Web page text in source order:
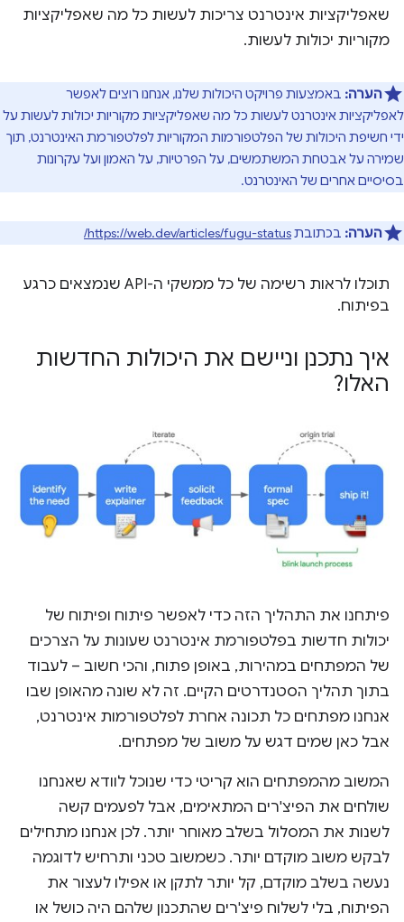
שאפליקציות אינטרנט צריכות לעשות כל מה שאפליקציות
מקוריות יכולות לעשות.
הערה: באמצעות פרויקט היכולות שלנו, אנחנו רוצים לאפשר
לאפליקציות אינטרנט לעשות כל מה שאפליקציות מקוריות יכולות לעשות על
ידי חשיפת היכולות של הפלטפורמות המקוריות לפלטפורמת האינטרנט, תוך
שמירה על אבטחת המשתמשים, על הפרטיות, על האמון ועל עקרונות
בסיסיים אחרים של האינטרנט.
הערה: בכתובתhttps://web.dev/articles/fugu-status/
תוכלו לראות רשימה של כל ממשקי ה-API שנמצאים כרגע
בפיתוח.
איך נתכנן וניישם את היכולות החדשות
האלו?
פיתחנו את התהליך הזה כדי לאפשר פיתוח ופיתוח של
יכולות חדשות בפלטפורמת אינטרנט שעונות על הצרכים
של המפתחים במהירות, באופן פתוח, והכי חשוב – לעבוד
בתוך תהליך הסטנדרטים הקיים. זה לא שונה מהאופן שבו
אנחנו מפתחים כל תכונה אחרת לפלטפורמות אינטרנט,
אבל כאן שמים דגש על משוב של מפתחים.
המשוב מהמפתחים הוא קריטי כדי שנוכל לוודא שאנחנו
שולחים את הפיצ'רים המתאימים, אבל לפעמים קשה
לשנות את המסלול בשלב מאוחר יותר. לכן אנחנו מתחילים
לבקש משוב מוקדם יותר. כשמשוב טכני ותרחיש לדוגמה
נעשה בשלב מוקדם, קל יותר לתקן או אפילו לעצור את
הפיתוח, בלי לשלוח פיצ'רים שהתכנון שלהם היה כושל או